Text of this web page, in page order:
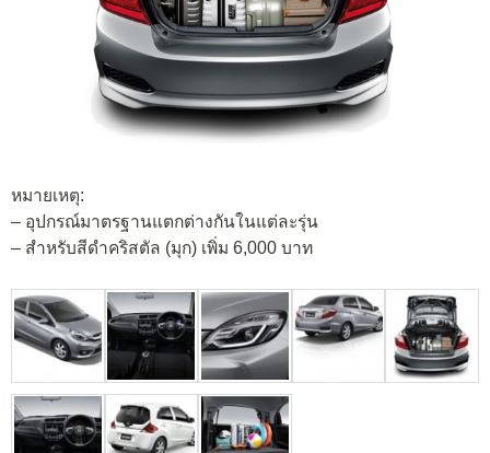
หมายเหตุ:
– อุปกรณ์มาตรฐานแตกต่างกันในแต่ละรุ่น
– สำหรับสีดำคริสตัล (มุก) เพิ่ม 6,000 บาท